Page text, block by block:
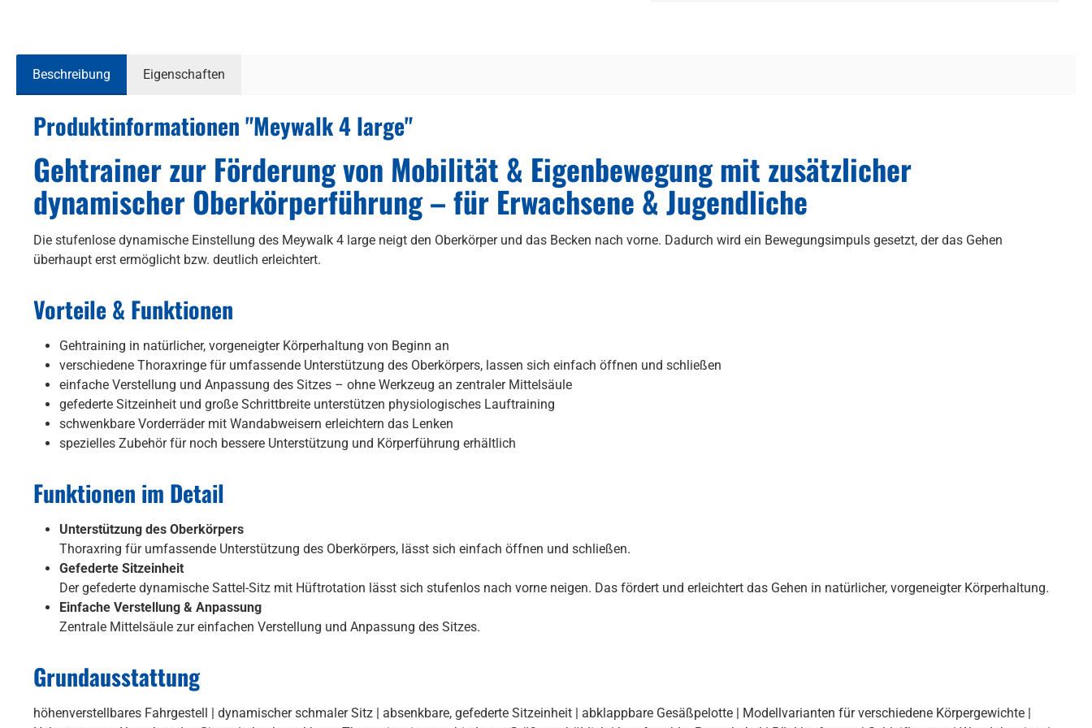
Beschreibung Eigenschaften
Produktinformationen "Meywalk 4 large"
Gehtrainer zur Förderung von Mobilität & Eigenbewegung mit zusätzlicher
dynamischer Oberkörperführung – für Erwachsene & Jugendliche
Die stufenlose dynamische Einstellung des Meywalk 4 large neigt den Oberkörper und das Becken nach vorne. Dadurch wird ein Bewegungsimpuls gesetzt, der das Gehen
überhaupt erst ermöglicht bzw. deutlich erleichtert.
Vorteile & Funktionen
Gehtraining in natürlicher, vorgeneigter Körperhaltung von Beginn an
verschiedene Thoraxringe für umfassende Unterstützung des Oberkörpers, lassen sich einfach öffnen und schließen
einfache Verstellung und Anpassung des Sitzes – ohne Werkzeug an zentraler Mittelsäule
gefederte Sitzeinheit und große Schrittbreite unterstützen physiologisches Lauftraining
schwenkbare Vorderräder mit Wandabweisern erleichtern das Lenken
spezielles Zubehör für noch bessere Unterstützung und Körperführung erhältlich
Funktionen im Detail
Unterstützung des Oberkörpers
Thoraxring für umfassende Unterstützung des Oberkörpers, lässt sich einfach öffnen und schließen.
Gefederte Sitzeinheit
Der gefederte dynamische Sattel-Sitz mit Hüftrotation lässt sich stufenlos nach vorne neigen. Das fördert und erleichtert das Gehen in natürlicher, vorgeneigter Körperhaltung.
Einfache Verstellung & Anpassung
Zentrale Mittelsäule zur einfachen Verstellung und Anpassung des Sitzes.
Grundausstattung
höhenverstellbares Fahrgestell | dynamischer schmaler Sitz | absenkbare, gefederte Sitzeinheit | abklappbare Gesäßpelotte | Modellvarianten für verschiedene Körpergewichte |